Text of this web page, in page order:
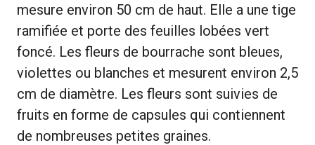
mesure environ 50 cm de haut. Elle a une tige
ramifiée et porte des feuilles lobées vert
foncé. Les fleurs de bourrache sont bleues,
violettes ou blanches et mesurent environ 2,5
cm de diamètre. Les fleurs sont suivies de
fruits en forme de capsules qui contiennent
de nombreuses petites graines.